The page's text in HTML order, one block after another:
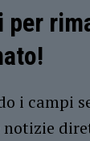
i campi
notizie